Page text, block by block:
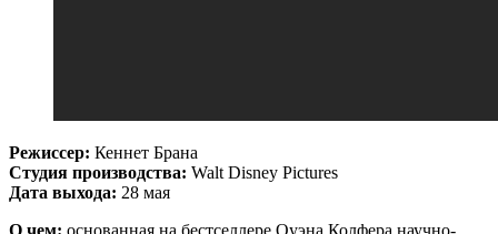
Режиссер: Кеннет Брана
Студия производства: Walt Disney Pictures
Дата выхода: 28 мая